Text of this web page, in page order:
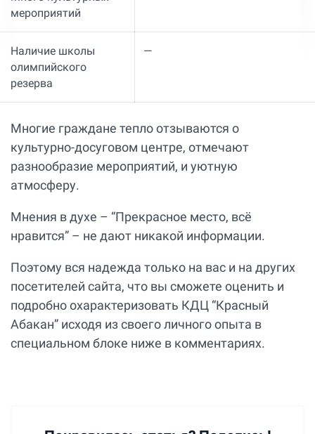
мероприятий
Наличие школы
олимпийского
резерва
—
Многие граждане тепло отзываются о
культурно-досуговом центре, отмечают
разнообразие мероприятий, и уютную
атмосферу.
Мнения в духе – “Прекрасное место, всё
нравится” – не дают никакой информации.
Поэтому вся надежда только на вас и на других
посетителей сайта, что вы сможете оценить и
подробно охарактеризовать КДЦ “Красный
Абакан” исходя из своего личного опыта в
специальном блоке ниже в комментариях.